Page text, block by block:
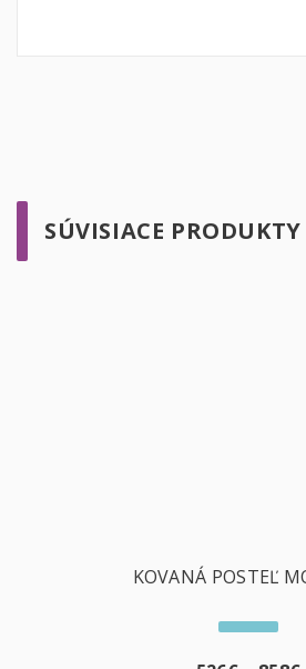
SÚVISIACE PRODUKTY
KOVANÁ POSTEĽ